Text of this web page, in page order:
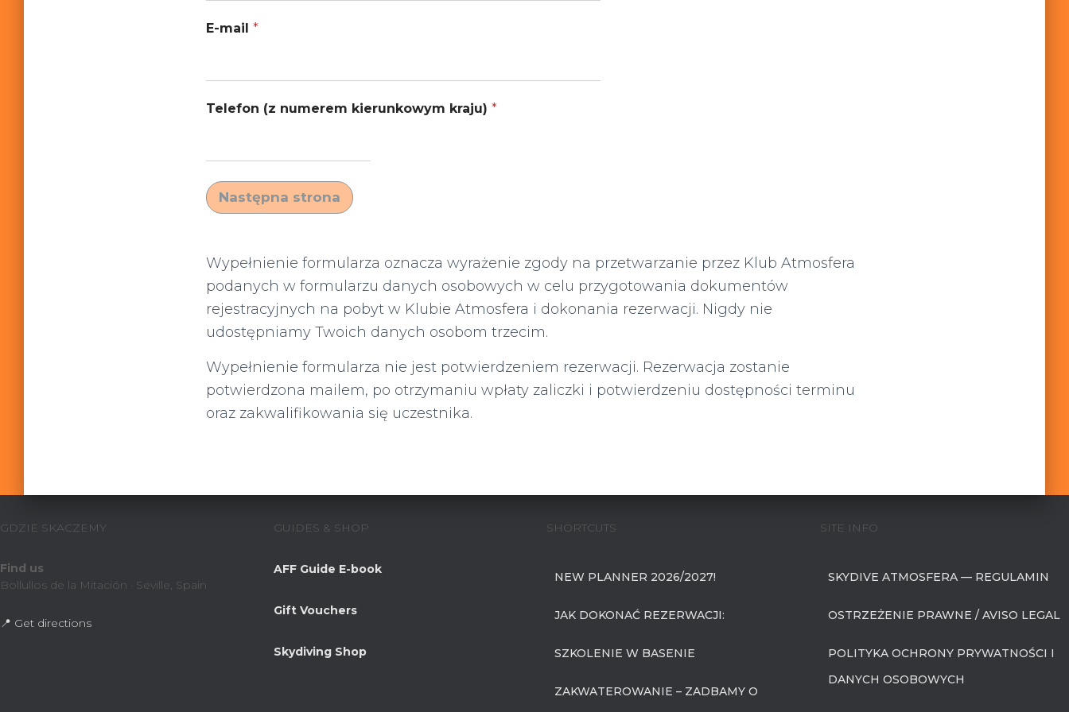
E-mail *
Telefon (z numerem kierunkowym kraju) *
Następna strona
Wypełnienie formularza oznacza wyrażenie zgody na przetwarzanie przez Klub Atmosfera
podanych w formularzu danych osobowych w celu przygotowania dokumentów
rejestracyjnych na pobyt w Klubie Atmosfera i dokonania rezerwacji. Nigdy nie
udostępniamy Twoich danych osobom trzecim.
Wypełnienie formularza nie jest potwierdzeniem rezerwacji. Rezerwacja zostanie
potwierdzona mailem, po otrzymaniu wpłaty zaliczki i potwierdzeniu dostępności terminu
oraz zakwalifikowania się uczestnika.
GDZIE SKACZEMY
Find us
Bollullos de la Mitación · Seville, Spain
📍 Get directions
GUIDES & SHOP
AFF Guide E-book
Gift Vouchers
Skydiving Shop
SHORTCUTS
NEW PLANNER 2026/2027!
JAK DOKONAĆ REZERWACJI:
SZKOLENIE W BASENIE
ZAKWATEROWANIE – ZADBAMY O
SITE INFO
SKYDIVE ATMOSFERA — REGULAMIN
OSTRZEŻENIE PRAWNE / AVISO LEGAL
POLITYKA OCHRONY PRYWATNOŚCI I
DANYCH OSOBOWYCH